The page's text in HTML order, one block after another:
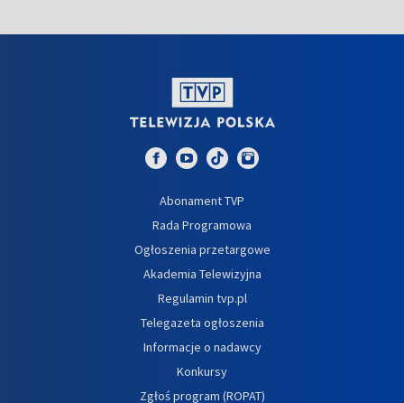
Abonament TVP
Rada Programowa
Ogłoszenia przetargowe
Akademia Telewizyjna
Regulamin tvp.pl
Telegazeta ogłoszenia
Informacje o nadawcy
Konkursy
Zgłoś program (ROPAT)